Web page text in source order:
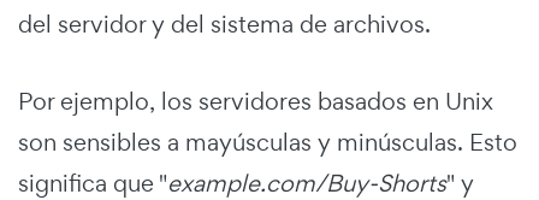
del servidor y del sistema de archivos.
Por ejemplo, los servidores basados en Unix
son sensibles a mayúsculas y minúsculas. Esto
significa que "example.com/Buy-Shorts" y